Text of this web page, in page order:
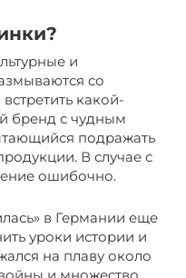
и
со
какой-
бренд с чудным
подражать
В случае с
ошибочно.
в Германии еще
уроки истории и
на плаву около